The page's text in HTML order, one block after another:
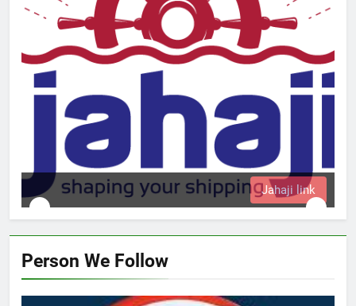
Jahaji link
Person We Follow